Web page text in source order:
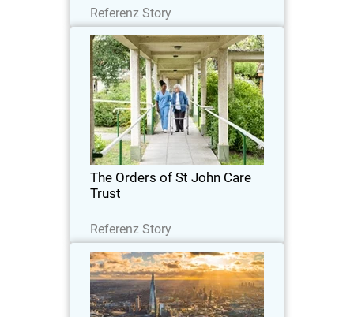
Referenz Story
The Orders of St John Care
Trust
Referenz Story
The Orders of St John Care Trust
Der Trust nach einer Cloud-basierten
Sicherheitslösung die sich nahtlos in
seine Cloud-Infrastruktur integrieren mit
eine robuste Erkennung von
Bedrohungen
Crown Agents Bank (CAB)
WatchGuard NDR bietet KI-gesteuerte